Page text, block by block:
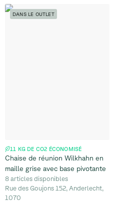
DANS LE OUTLET
11 KG DE CO2 ÉCONOMISÉ
Chaise de réunion Wilkhahn en
maille grise avec base pivotante
8 articles disponibles
Rue des Goujons 152, Anderlecht,
1070